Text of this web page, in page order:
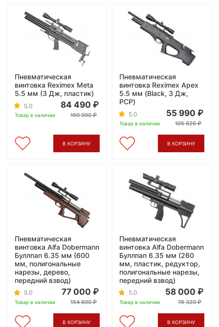
Пневматическая
винтовка Reximex Meta
5.5 мм (3 Дж, пластик)
5.0
Товар в наличии
84 490
160 990
В КОРЗИНУ
Пневматическая
винтовка Reximex Apex
5.5 мм (Black, 3 Дж,
PCP)
5.0
Товар в наличии
55 990
105 826
В КОРЗИНУ
Пневматическая
винтовка Alfa Dobermann
Буллпап 6.35 мм (600
мм, полигональные
нарезы, дерево,
передний взвод)
5.0
Товар в наличии
77 000
154 690
В КОРЗИНУ
Пневматическая
винтовка Alfa Dobermann
Буллпап 6.35 мм (260
мм, пластик, редуктор,
полигональные нарезы,
передний взвод)
5.0
Товар в наличии
58 000
78 320
В КОРЗИНУ